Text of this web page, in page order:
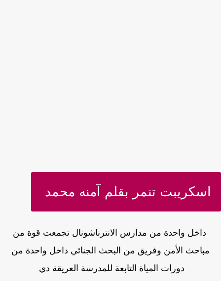
اسكريبت تنمر بقلم آمنه محمد
داخل واحدة من مدارس الانترناشونال تجمعت قوة من
مباحث الأمن وفريق من البحث الجنائي داخل واحدة من
دورات المياة التابعة للمدرسة العريقة دي